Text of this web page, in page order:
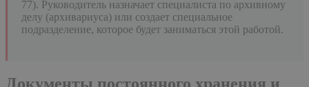
77). Руководитель назначает специалиста по архивному
делу (архивариуса) или создает специальное
подразделение, которое будет заниматься этой работой.
Документы постоянного хранения и